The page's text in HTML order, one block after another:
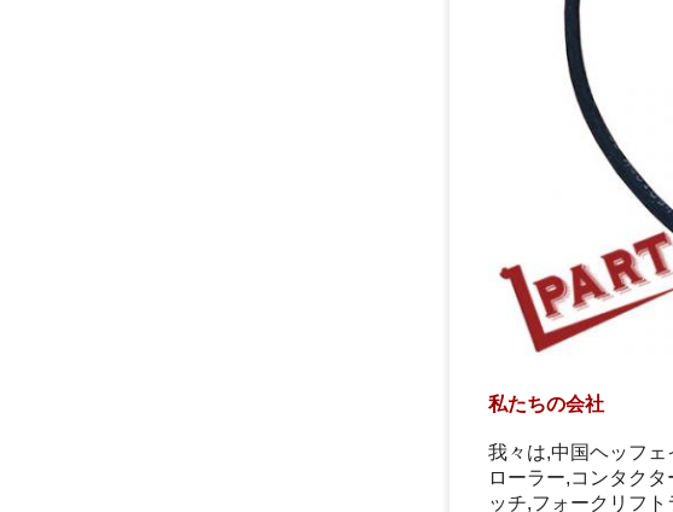
私たちの会社
我々は,中国ヘッフ
ローラー,コンタク
ッチ,フォークリフ